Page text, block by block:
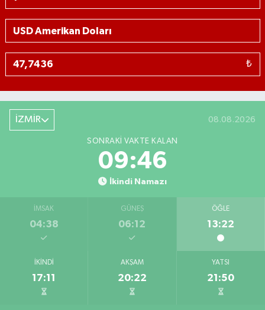
₺
İZMİR 08.08.2026
SONRAKI VAKTE KALAN
09:45
İkindi Namazı
İMSAK
04:38
GÜNEŞ
06:12
ÖĞLE
13:22
İKINDI
17:11
AKŞAM
20:22
YATSI
21:50